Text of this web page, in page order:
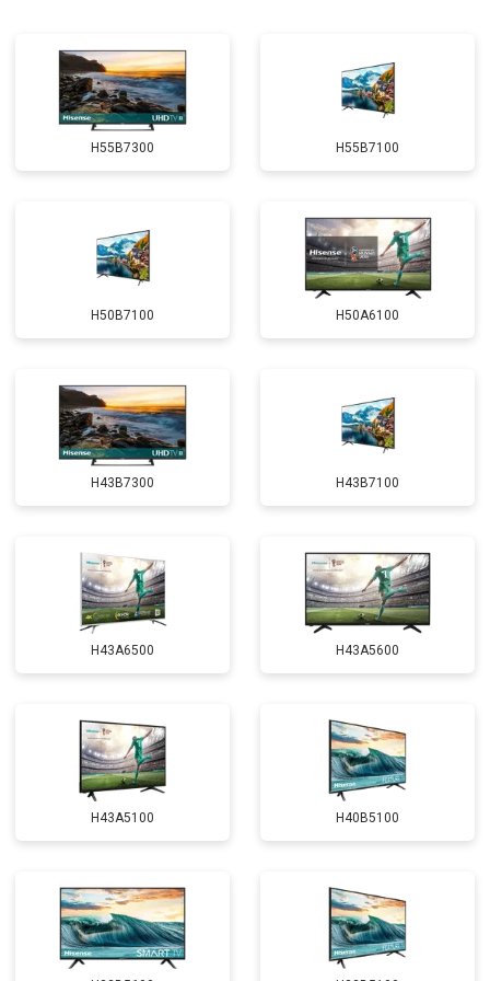
H55B7300 H55B7100
H50B7100 H50A6100
H43B7300 H43B7100
H43A6500 H43A5600
H43A5100 H40B5100